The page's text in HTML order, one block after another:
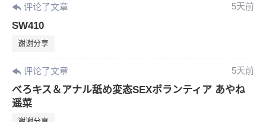
评论了文章 5天前
SW410
谢谢分享
评论了文章 5天前
べろキス＆アナル舐め変态SEXボランティア あやね
遥菜